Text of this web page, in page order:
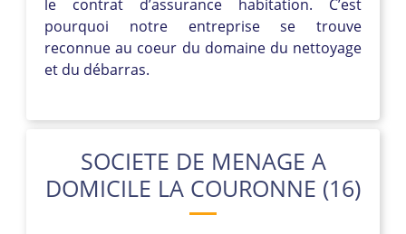
le contrat d’assurance habitation. C’est
pourquoi notre entreprise se trouve
reconnue au coeur du domaine du nettoyage
et du débarras.
SOCIETE DE MENAGE A
DOMICILE LA COURONNE (16)